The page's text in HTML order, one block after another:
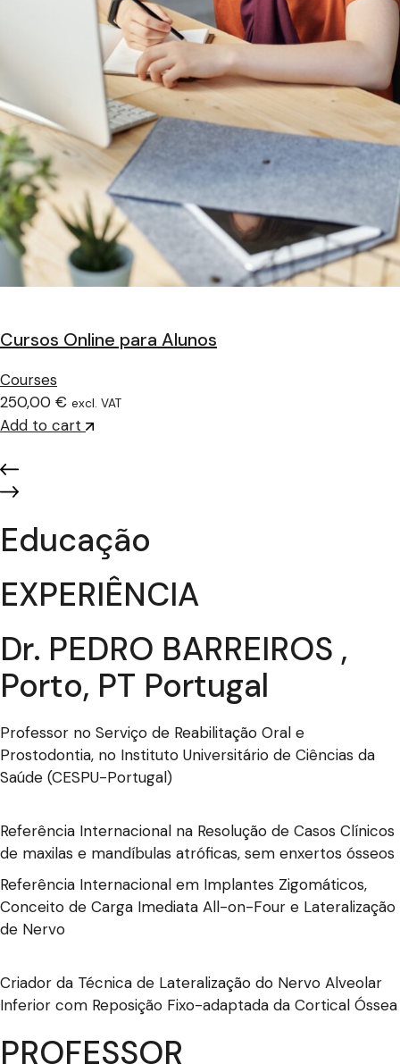
Cursos Online para Alunos
Courses
250,00 € excl. VAT
Add to cart
Educação
EXPERIÊNCIA
Dr. PEDRO BARREIROS ,
Porto, PT Portugal
Professor no Serviço de Reabilitação Oral e
Prostodontia, no Instituto Universitário de Ciências da
Saúde (CESPU-Portugal)
Referência Internacional na Resolução de Casos Clínicos
de maxilas e mandíbulas atróficas, sem enxertos ósseos
Referência Internacional em Implantes Zigomáticos,
Conceito de Carga Imediata All-on-Four e Lateralização
de Nervo
Criador da Técnica de Lateralização do Nervo Alveolar
Inferior com Reposição Fixo-adaptada da Cortical Óssea
PROFESSOR